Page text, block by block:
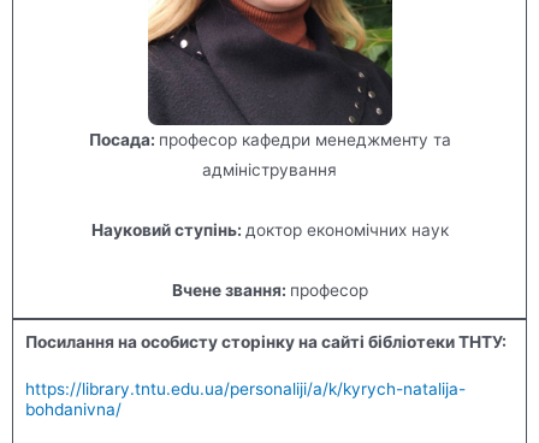
Посада: професор кафедри менеджменту та
адміністрування
Науковий ступінь: доктор економічних наук
Вчене звання: професор
Посилання на особисту сторінку на сайті бібліотеки ТНТУ:
https://library.tntu.edu.ua/personaliji/a/k/kyrych-natalija-
bohdanivna/